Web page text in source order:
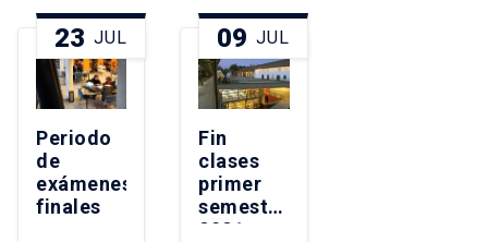
23 JUL
Periodo
de
exámenes
finales
09 JUL
Fin
clases
primer
semestre
2021